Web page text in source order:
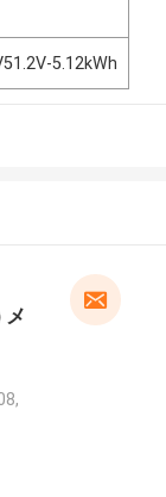
5.12kWh